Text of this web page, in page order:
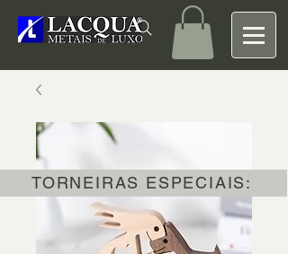
TORNEIRAS ESPECIAIS: